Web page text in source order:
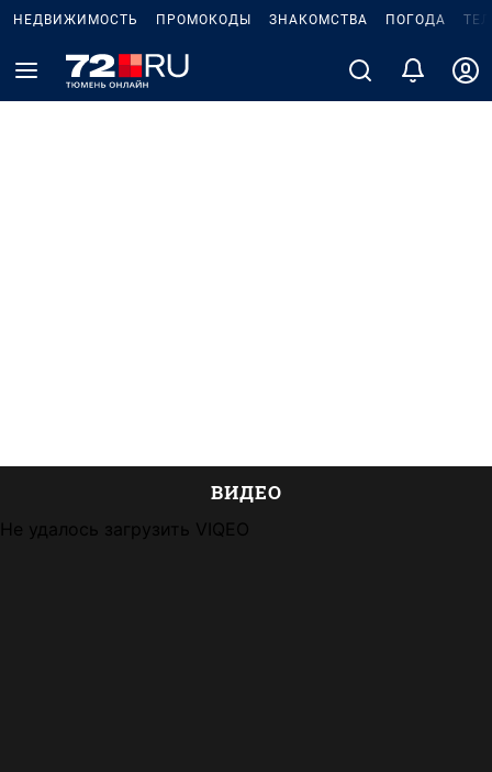
НЕДВИЖИМОСТЬ ПРОМОКОДЫ ЗНАКОМСТВА ПОГОДА
ВИДЕО
Не удалось загрузить VIQEO